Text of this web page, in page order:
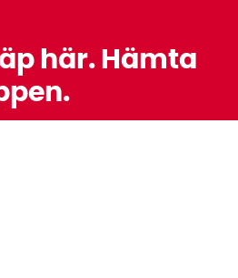
här. Hämta